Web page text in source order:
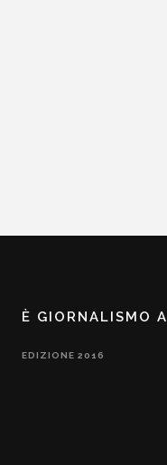
È GIORNALISMO
EDIZIONE 2016